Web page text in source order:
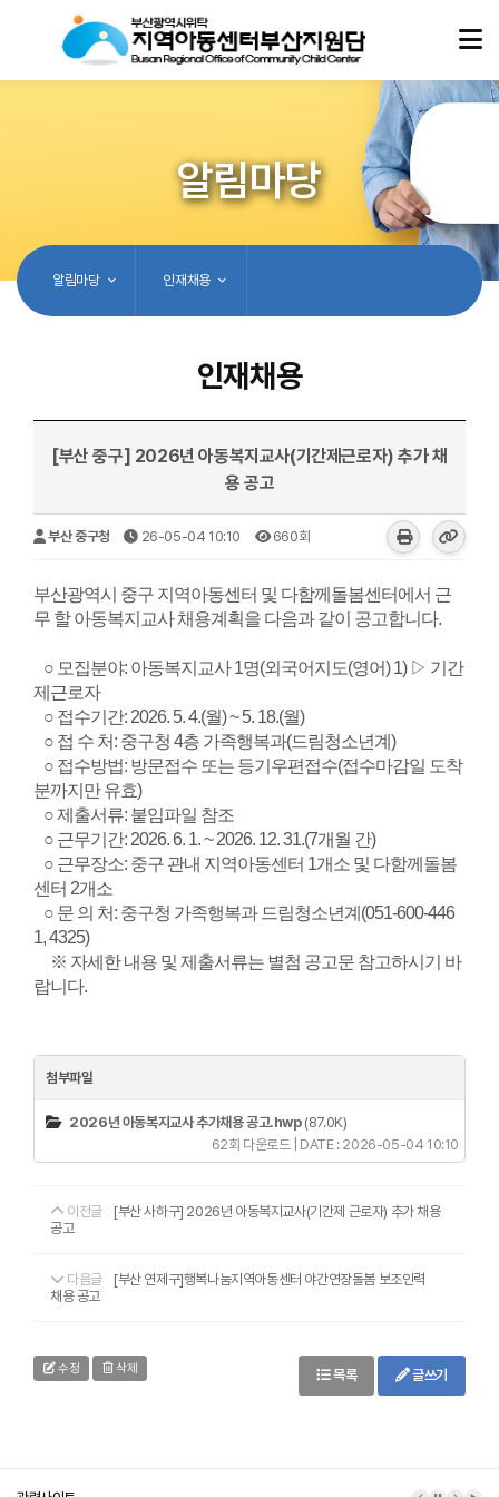
알림마당
알림마당 인재채용
인재채용
[부산 중구] 2026년 아동복지교사(기간제근로자) 추가 채
용 공고
부산 중구청 26-05-04 10:10 660회
부산광역시 중구 지역아동센터 및 다함께돌봄센터에서 근
무 할 아동복지교사 채용계획을 다음과 같이 공고합니다.
○ 모집분야: 아동복지교사 1명(외국어지도(영어) 1) ▷ 기간
제근로자
○ 접수기간: 2026. 5. 4.(월) ~ 5. 18.(월)
○ 접 수 처: 중구청 4층 가족행복과(드림청소년계)
○ 접수방법: 방문접수 또는 등기우편접수(접수마감일 도착
분까지만 유효)
○ 제출서류: 붙임파일 참조
○ 근무기간: 2026. 6. 1. ~ 2026. 12. 31.(7개월 간)
○ 근무장소: 중구 관내 지역아동센터 1개소 및 다함께돌봄
센터 2개소
○ 문 의 처: 중구청 가족행복과 드림청소년계(051-600-446
1, 4325)
※ 자세한 내용 및 제출서류는 별첨 공고문 참고하시기 바
랍니다.
첨부파일
2026년 아동복지교사 추가채용 공고.hwp(87.0K)
62회 다운로드 | DATE : 2026-05-04 10:10
이전글
[부산 사하구] 2026년 아동복지교사(기간제 근로자) 추가 채용
공고
다음글
[부산 연제구]행복나눔지역아동센터 야간연장돌봄 보조인력
채용 공고
수정 삭제 목록 글쓰기